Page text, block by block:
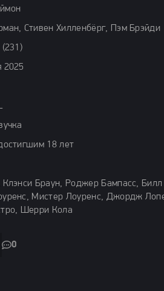
Стивен Хилленбёрг, Пэм Брэйди
(231)
2025
18 лет
Клэнси Браун, Роджер Бампасс,
Мистер Лоуренс, Джордж
Шерри Кола
0